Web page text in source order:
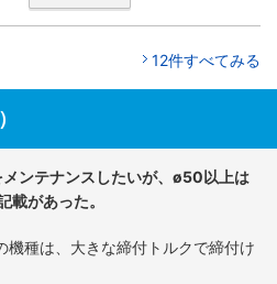
12件すべてみる
ンテナンスしたいが、ø50以上は
載があった。
機種は、大きな締付トルクで締付け